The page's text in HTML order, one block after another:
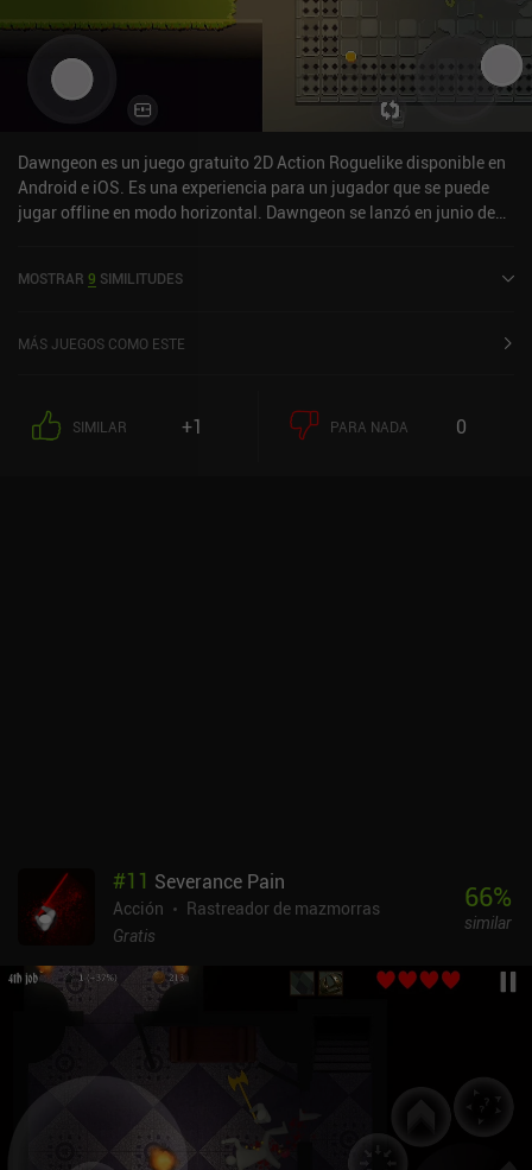
Dawngeon es un juego gratuito 2D Action Roguelike disponible en
Android e iOS. Es una experiencia para un jugador que se puede
jugar offline en modo horizontal. Dawngeon se lanzó en junio de
MOSTRAR 9 SIMILITUDES
MÁS JUEGOS COMO ESTE
SIMILAR +1 PARA NADA 0
#11 Severance Pain
Acción
Rastreador de mazmorras
Gratis
66%
similar